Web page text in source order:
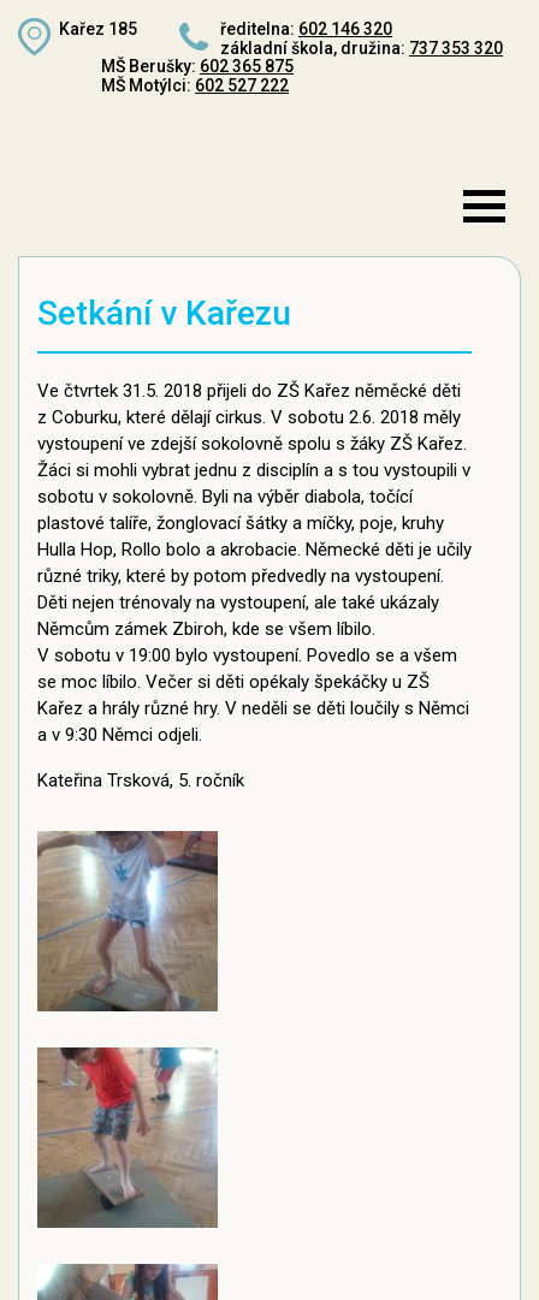
Kařez 185 ředitelna: 602 146 320
základní škola, družina: 737 353 320
MŠ Berušky: 602 365 875
MŠ Motýlci: 602 527 222
Setkání v Kařezu
Ve čtvrtek 31.5. 2018 přijeli do ZŠ Kařez něměcké děti
z Coburku, které dělají cirkus. V sobotu 2.6. 2018 měly
vystoupení ve zdejší sokolovně spolu s žáky ZŠ Kařez.
Žáci si mohli vybrat jednu z disciplín a s tou vystoupili v
sobotu v sokolovně. Byli na výběr diabola, točící
plastové talíře, žonglovací šátky a míčky, poje, kruhy
Hulla Hop, Rollo bolo a akrobacie. Německé děti je učily
různé triky, které by potom předvedly na vystoupení.
Děti nejen trénovaly na vystoupení, ale také ukázaly
Němcům zámek Zbiroh, kde se všem líbilo.
V sobotu v 19:00 bylo vystoupení. Povedlo se a všem
se moc líbilo. Večer si děti opékaly špekáčky u ZŠ
Kařez a hrály různé hry. V neděli se děti loučily s Němci
a v 9:30 Němci odjeli.
Kateřina Trsková, 5. ročník